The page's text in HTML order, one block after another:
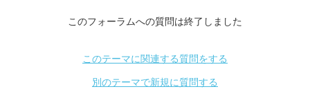
このフォーラムへの質問は終了しました
このテーマに関連する質問をする
別のテーマで新規に質問する